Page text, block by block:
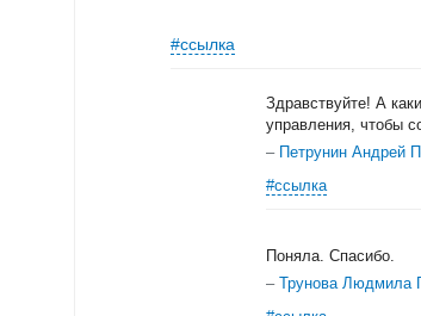
#ссылка
Здравствуйте! А
управления, чтобы
– Петрунин Андрей
#ссылка
Поняла. Спасибо.
– Трунова Людмила